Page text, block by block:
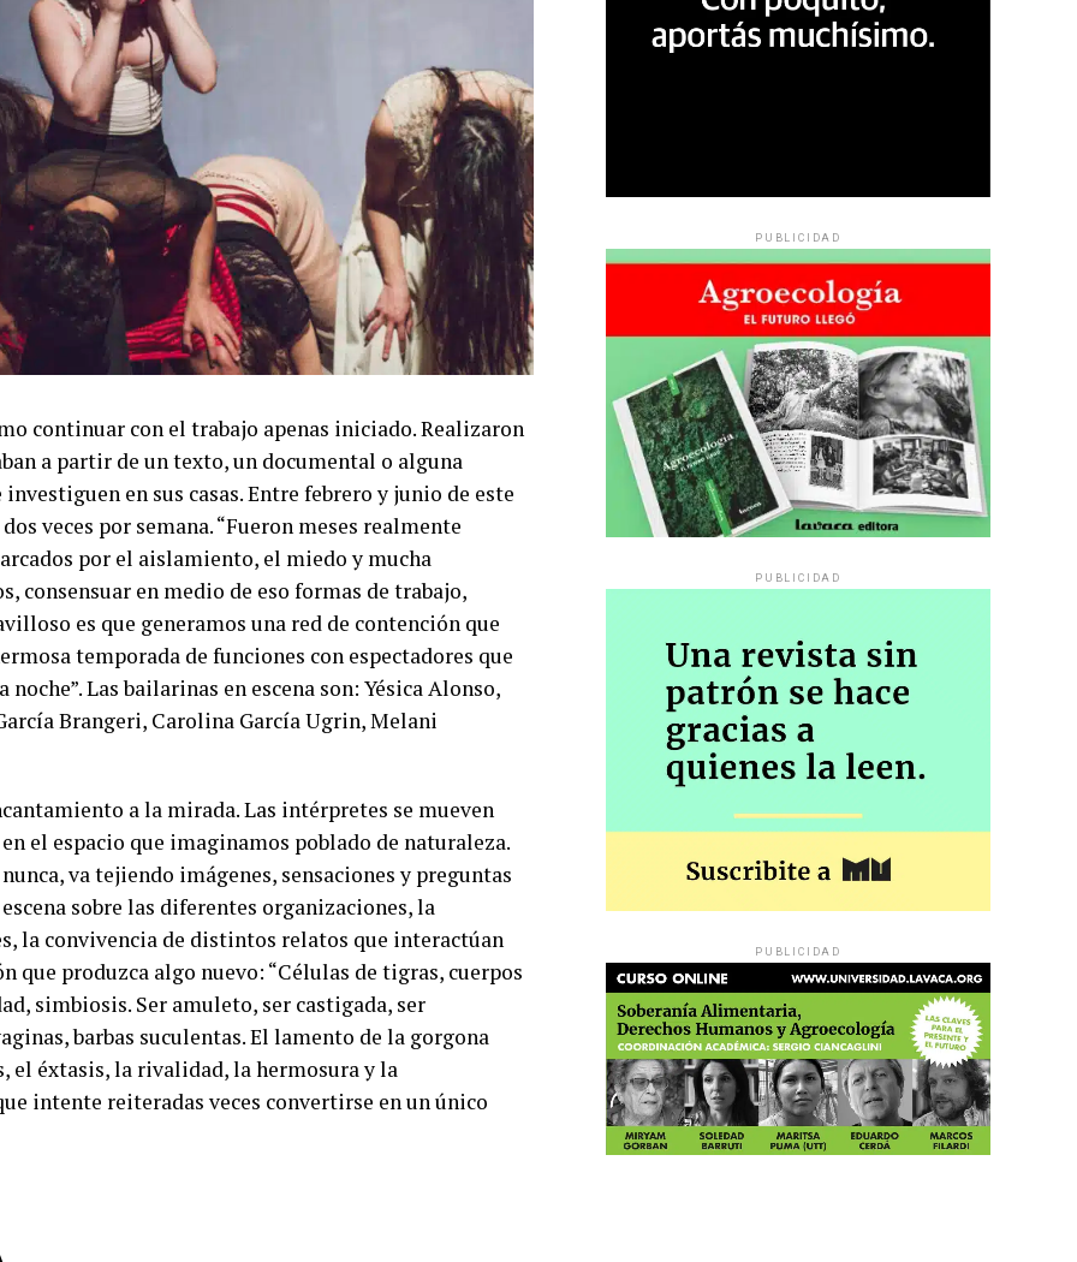
continuar con el trabajo apenas iniciado. Realizaron
a partir de un texto, un documental o alguna
en sus casas. Entre febrero y junio de este
veces por semana. “Fueron meses realmente
por el aislamiento, el miedo y mucha
consensuar en medio de eso formas de trabajo,
es que generamos una red de contención que
temporada de funciones con espectadores que
Las bailarinas en escena son: Yésica Alonso,
Brangeri, Carolina García Ugrin, Melani
a la mirada. Las intérpretes se mueven
el espacio que imaginamos poblado de naturaleza.
va tejiendo imágenes, sensaciones y preguntas
sobre las diferentes organizaciones, la
la convivencia de distintos relatos que interactúan
que produzca algo nuevo: “Células de tigras, cuerpos
simbiosis. Ser amuleto, ser castigada, ser
barbas suculentas. El lamento de la gorgona
el éxtasis, la rivalidad, la hermosura y la
intente reiteradas veces convertirse en un único
PUBLICIDAD
PUBLICIDAD
PUBLICIDAD